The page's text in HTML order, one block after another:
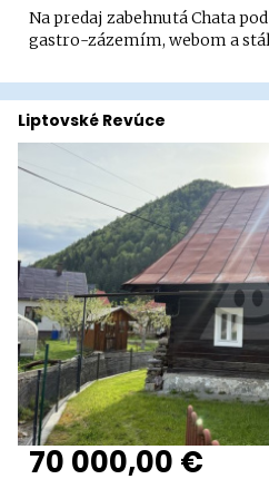
Na predaj zabehnutá Chata
gastro-zázemím, webom a
Liptovské Revúce
70 000,00 €